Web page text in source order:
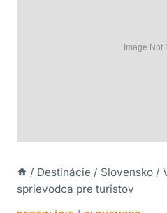
/ Destinácie / Slovensko /
sprievodca pre turistov